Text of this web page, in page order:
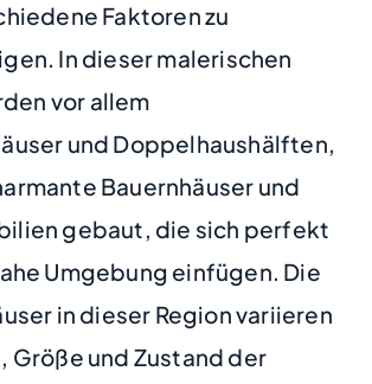
Faktoren zu
In dieser malerischen
vor allem
und Doppelhaushälften,
Bauernhäuser und
gebaut, die sich perfekt
Umgebung einfügen. Die
in dieser Region variieren
Größe und Zustand der